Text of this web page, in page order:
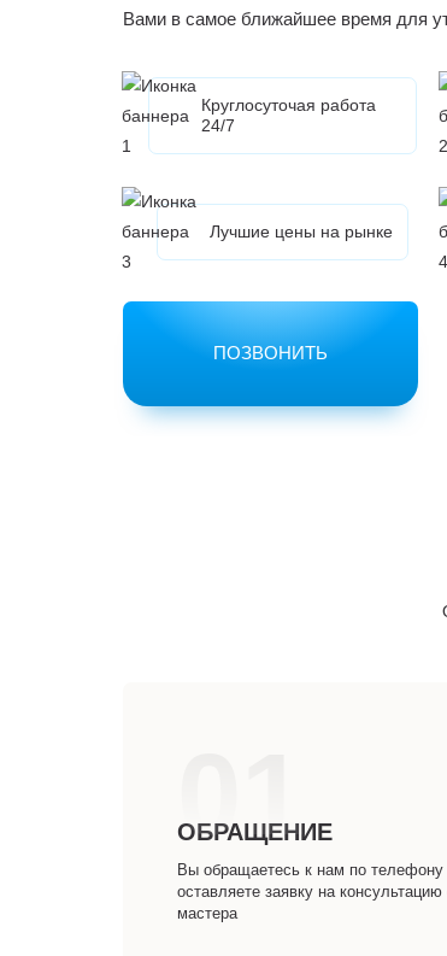
Вами в самое ближайшее время для
Круглосуточая работа
24/7
Лучшие цены на рынке
ПОЗВОНИТЬ
01
ОБРАЩЕНИЕ
Вы обращаетесь к нам по телефону
оставляете заявку на консультацию
мастера